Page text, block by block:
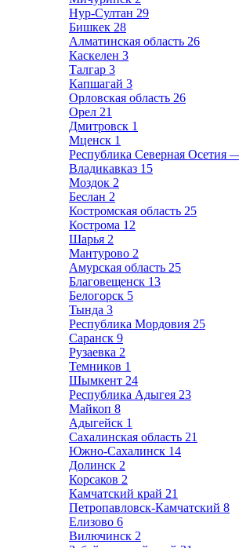
Нур-Султан 29
Бишкек 28
Алматинская область 26
Каскелен 3
Талгар 3
Капшагай 3
Орловская область 26
Орел 21
Дмитровск 1
Мценск 1
Республика Северная Осетия
Владикавказ 15
Моздок 2
Беслан 2
Костромская область 25
Кострома 12
Шарья 2
Мантурово 2
Амурская область 25
Благовещенск 13
Белогорск 5
Тында 3
Республика Мордовия 25
Саранск 9
Рузаевка 2
Темников 1
Шымкент 24
Республика Адыгея 23
Майкоп 8
Адыгейск 1
Сахалинская область 21
Южно-Сахалинск 14
Долинск 2
Корсаков 2
Камчатский край 21
Петропавловск-Камчатский 8
Елизово 6
Вилючинск 2